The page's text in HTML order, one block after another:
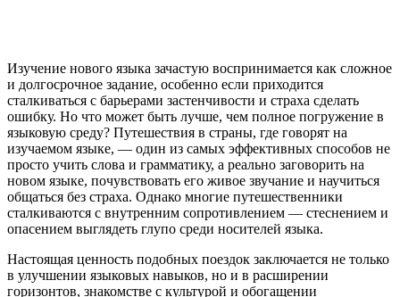
Изучение нового языка зачастую воспринимается как сложное
и долгосрочное задание, особенно если приходится
сталкиваться с барьерами застенчивости и страха сделать
ошибку. Но что может быть лучше, чем полное погружение в
языковую среду? Путешествия в страны, где говорят на
изучаемом языке, — один из самых эффективных способов не
просто учить слова и грамматику, а реально заговорить на
новом языке, почувствовать его живое звучание и научиться
общаться без страха. Однако многие путешественники
сталкиваются с внутренним сопротивлением — стеснением и
опасением выглядеть глупо среди носителей языка.
Настоящая ценность подобных поездок заключается не только
в улучшении языковых навыков, но и в расширении
горизонтов, знакомстве с культурой и обогащении